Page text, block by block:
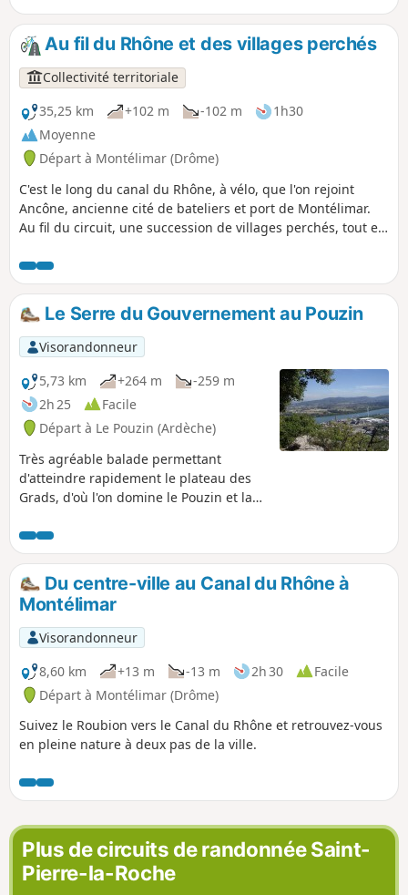
Au fil du Rhône et des villages perchés
Collectivité territoriale
35,25 km
+102 m -102 m
1h30
Moyenne
Départ à Montélimar (Drôme)
C'est le long du canal du Rhône, à vélo, que l'on rejoint
Ancône, ancienne cité de bateliers et port de Montélimar.
Au fil du circuit, une succession de villages perchés, tout en
termine la balade par la voie verte du Jabron, en douceur.
Le Serre du Gouvernement au Pouzin
Visorandonneur
5,73 km
+264 m
-259 m
2h 25
Facile
Départ à Le Pouzin (Ardèche)
Très agréable balade permettant
d'atteindre rapidement le plateau des
Grads, d'où l'on domine le Pouzin et la
surplombant la vallée de l'Ouvèze est
très plaisant mais pourrait s'avérer
vertigineux pour certains. Les crêtes
offrent une très belle vue panoramique
sur les Baronnies et le Vercors. Ne
jamais sortir de l'itinéraire désormais
très bien balisé.
Du centre-ville au Canal du Rhône à
Montélimar
Visorandonneur
8,60 km
+13 m -13 m 2h 30
Facile
Départ à Montélimar (Drôme)
Suivez le Roubion vers le Canal du Rhône et retrouvez-vous
en pleine nature à deux pas de la ville.
Plus de circuits de randonnée Saint-
Pierre-la-Roche